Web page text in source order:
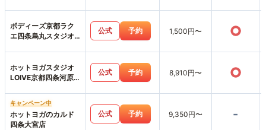
ボディーズ京都ラク
エ四条烏丸スタジオ
公式 予約 1,500円〜 ○
ホットヨガスタジオ
LOIVE京都四条河原
公式 予約 8,910円〜 ○
キャンペーン中
ホットヨガのカルド
四条大宮店
公式 予約 9,350円〜 -